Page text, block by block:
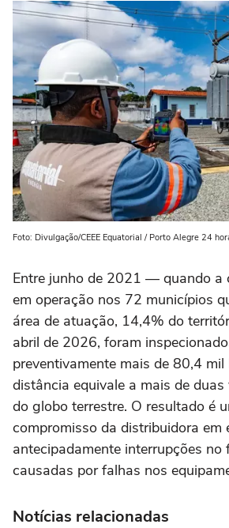
Foto: Divulgação/CEEE Equatorial / Porto Alegre 24
Entre junho de 2021 — quando a
em operação nos 72 municípios
área de atuação, 14,4% do
abril de 2026, foram
preventivamente mais de 80,4 mil
distância equivale a mais de
do globo terrestre. O resultado é
compromisso da distribuidora em
antecipadamente interrupções no
causadas por falhas nos
Notícias relacionadas